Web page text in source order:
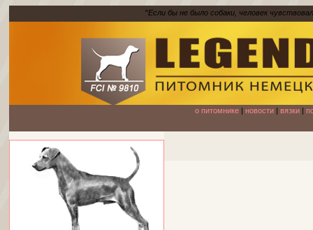
"Если бы не было собаки, человек
о питомнике| новости| вязки|